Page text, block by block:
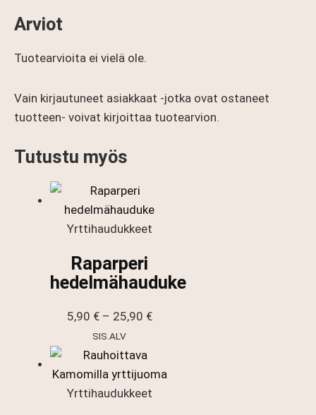
Arviot
Tuotearvioita ei vielä ole.
Vain kirjautuneet asiakkaat -jotka ovat ostaneet
tuotteen- voivat kirjoittaa tuotearvion.
Tutustu myös
Yrttihaudukkeet
Raparperi
hedelmähauduke
5,90 € – 25,90 €Hintaluokka:
25,90 €
SIS.ALV
Yrttihaudukkeet